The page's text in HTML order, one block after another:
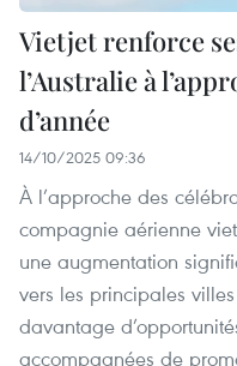
Vietjet renforce
l’Australie à
d’année
14/10/2025 09:36
À l’approche des
compagnie aérienne
une augmentation
vers les principales
davantage
accompagnées de